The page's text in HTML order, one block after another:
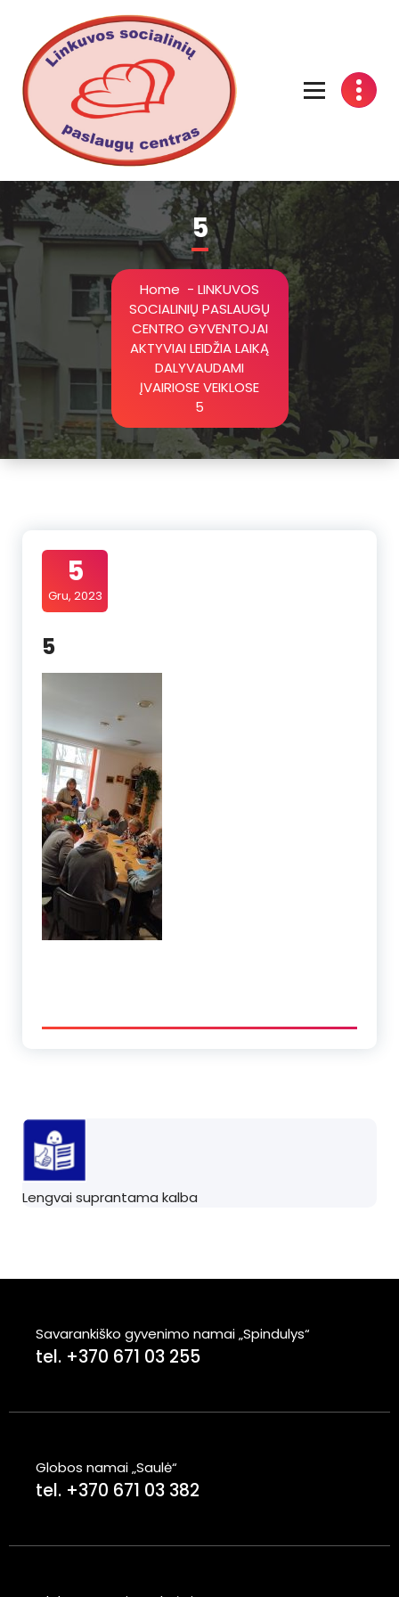
5
Home - LINKUVOS
SOCIALINIŲ PASLAUGŲ
CENTRO GYVENTOJAI
AKTYVIAI LEIDŽIA LAIKĄ
DALYVAUDAMI
ĮVAIRIOSE VEIKLOSE
5
5
Gru, 2023
5
Lengvai suprantama kalba
Savarankiško gyvenimo namai „Spindulys“
tel. +370 671 03 255
Globos namai „Saulė“
tel. +370 671 03 382